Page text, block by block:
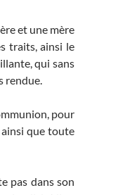
et une mère
traits, ainsi le
qui sans
rendue.
pour
que toute
pas dans son